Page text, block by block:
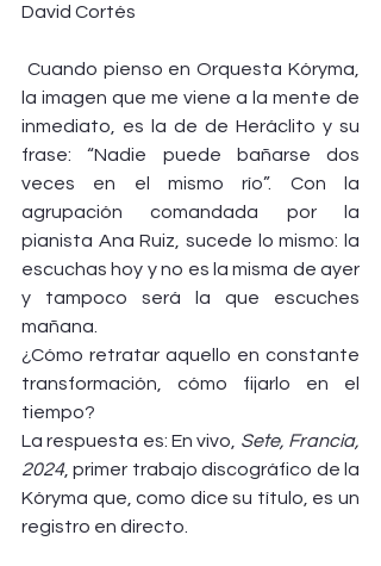
David Cortés
Cuando pienso en Orquesta Kóryma,
la imagen que me viene a la mente de
inmediato, es la de de Heráclito y su
frase: “Nadie puede bañarse dos
veces en el mismo río”. Con la
agrupación comandada por la
pianista Ana Ruiz, sucede lo mismo: la
escuchas hoy y no es la misma de ayer
y tampoco será la que escuches
mañana.
¿Cómo retratar aquello en constante
transformación, cómo fijarlo en el
tiempo?
La respuesta es: En vivo, Sete, Francia,
2024, primer trabajo discográfico de la
Kóryma que, como dice su título, es un
registro en directo.